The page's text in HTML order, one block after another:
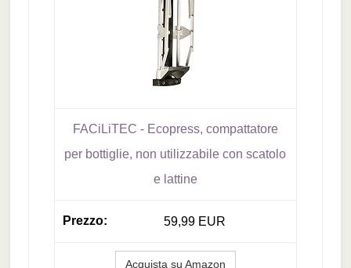
FACiLiTEC - Ecopress, compattatore
per bottiglie, non utilizzabile con scatolo
e lattine
59,99 EUR
Acquista su Amazon